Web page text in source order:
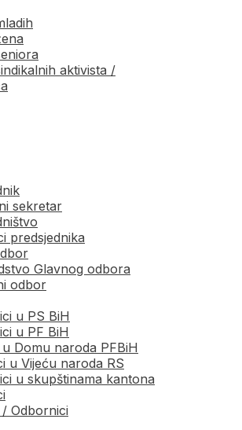
aktivista /
sekretar
predsjednika
Glavnog odbora
odbor
u PS BiH
u PF BiH
u Domu naroda PFBiH
u Vijeću naroda RS
u skupštinama kantona
Odbornici